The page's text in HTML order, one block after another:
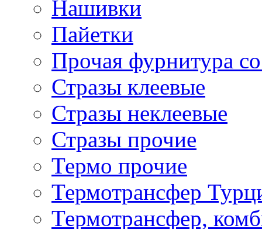
Нашивки
Пайетки
Прочая фурнитура
Стразы клеевые
Стразы неклеевые
Стразы прочие
Термо прочие
Термотрансфер
Термотрансфер,